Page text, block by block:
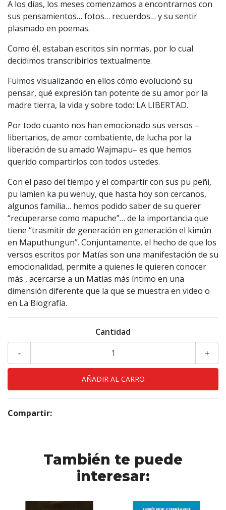
A los días, los meses comenzamos a encontrarnos con
sus pensamientos… fotos… recuerdos… y su sentir
plasmado en poemas.
Como él, estaban escritos sin normas, por lo cual
decidimos transcribirlos textualmente.
Fuimos visualizando en ellos cómo evolucionó su
pensar, qué expresión tan potente de su amor por la
madre tierra, la vida y sobre todo: LA LIBERTAD.
Por todo cuanto nos han emocionado sus versos –
libertarios, de amor combatiente, de lucha por la
liberación de su amado Wajmapu– es que hemos
querido compartirlos con todos ustedes.
Con el paso del tiempo y el compartir con sus pu peñi,
pu lamien ka pu wenuy, que hasta hoy son cercanos,
algunos familia… hemos podido saber de su querer
“recuperarse como mapuche”… de la importancia que
tiene “trasmitir de generación en generación el kimün
en Maputhungun”. Conjuntamente, el hecho de que los
versos escritos por Matías son una manifestación de su
emocionalidad, permite a quienes le quieren conocer
más , acercarse a un Matías más íntimo en una
dimensión diferente que la que se muestra en video o
en La Biografía.
Cantidad
+
-
Compartir:
También te puede
interesar: